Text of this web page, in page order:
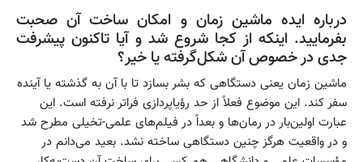
درباره ایده ماشین زمان و امکان ساخت آن صحبت
بفرمایید. اینکه از کجا شروع شد و آیا تاکنون پیشرفت
جدی در خصوص آن شکل‌گرفته یا خیر؟
ماشین زمان یعنی دستگاهی که بشر بسازد تا با آن به گذشته یا آینده
سفر کند. این موضوع فعلاً از حد رؤیاپردازی فراتر نرفته است. این
عبارت اولین‌بار در رمان‌ها و بعداً در فیلم‌های علمی-تخیلی مطرح شد
و در واقعیت هرگز چنین دستگاهی ساخته نشد. بعید می‌دانم در